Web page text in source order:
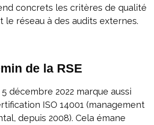
concrets les critères de qualité
le réseau à des audits externes.
de la RSE
décembre 2022 marque aussi
ISO 14001 (management
depuis 2008). Cela émane